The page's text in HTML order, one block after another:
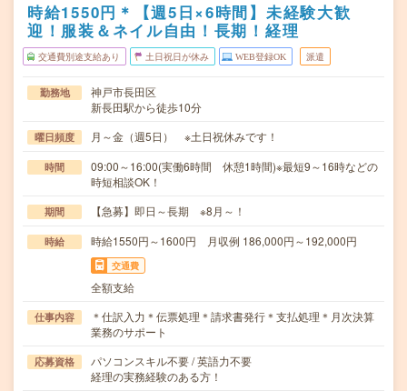
時給1550円＊【週5日×6時間】未経験大歓
迎！服装＆ネイル自由！長期！経理
交通費別途支給あり 土日祝日が休み WEB登録OK 派遣
勤務地
神戸市長田区
新長田駅から徒歩10分
曜日頻度 月～金（週5日） ※土日祝休みです！
時間
09:00～16:00(実働6時間 休憩1時間)※最短9～16時などの
時短相談OK！
期間 【急募】即日～長期 ※8月～！
時給 時給1550円～1600円 月収例 186,000円～192,000円
交通費
全額支給
仕事内容
＊仕訳入力＊伝票処理＊請求書発行＊支払処理＊月次決算
業務のサポート
応募資格
パソコンスキル不要 / 英語力不要
経理の実務経験のある方！